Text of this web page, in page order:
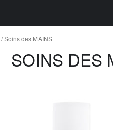
/ Soins des MAINS
SOINS DES